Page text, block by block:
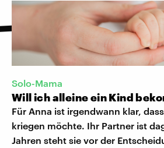
Solo-Mama
Will ich alleine ein Kind
Für Anna ist irgendwann klar,
kriegen möchte. Ihr Partner ist
Jahren steht sie vor der